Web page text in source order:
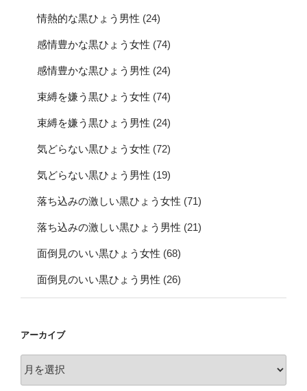
情熱的な黒ひょう男性 (24)
感情豊かな黒ひょう女性 (74)
感情豊かな黒ひょう男性 (24)
束縛を嫌う黒ひょう女性 (74)
束縛を嫌う黒ひょう男性 (24)
気どらない黒ひょう女性 (72)
気どらない黒ひょう男性 (19)
落ち込みの激しい黒ひょう女性 (71)
落ち込みの激しい黒ひょう男性 (21)
面倒見のいい黒ひょう女性 (68)
面倒見のいい黒ひょう男性 (26)
アーカイブ
ー